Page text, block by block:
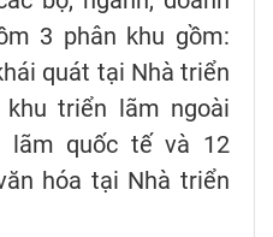
3 phân khu gồm:
quát tại Nhà triển
triển lãm ngoài
lãm quốc tế và 12
hóa tại Nhà triển